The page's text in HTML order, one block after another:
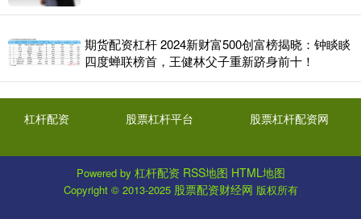
期货配资杠杆 2024新财富500创富榜揭晓：钟睒睒
四度蝉联榜首，王健林父子重新跻身前十！
杠杆配资 股票杠杆平台 股票杠杆配资网
Powered by 杠杆配资 RSS地图 HTML地图
Copyright © 2013-2025 股票配资财经网 版权所有